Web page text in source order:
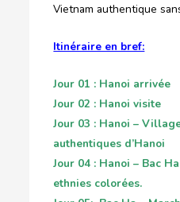
Vietnam authentique
Itinéraire en bref:
Jour 01 : Hanoi arrivée
Jour 02 : Hanoi visite
Jour 03 : Hanoi –
authentiques d’Hanoi
Jour 04 : Hanoi – Bac
ethnies colorées.